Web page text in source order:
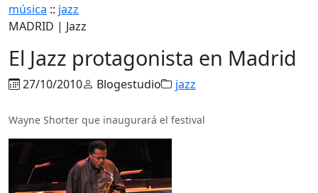
música :: jazz
MADRID | Jazz
El Jazz protagonista en Madrid
27/10/2010 Blogestudio jazz
Wayne Shorter que inaugurará el festival